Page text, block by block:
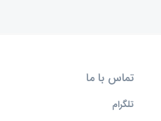
تماس با ما
تلگرام